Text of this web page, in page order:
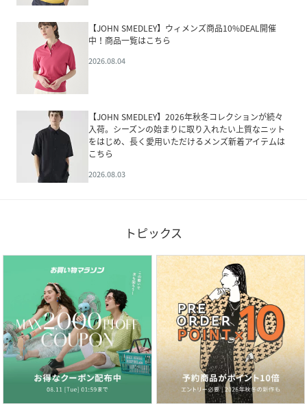
【JOHN SMEDLEY】ウィメンズ商品10%DEAL開催
中！商品一覧はこちら
2026.08.04
【JOHN SMEDLEY】2026年秋冬コレクションが続々
入荷。シーズンの始まりに取り入れたい上質なニット
をはじめ、長く愛用いただけるメンズ新着アイテムは
こちら
2026.08.03
トピックス